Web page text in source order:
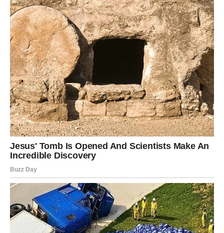
kada ga sam pustiš.
VODOLIJA
Vodolije danas osećaju unutrašnji konflikt između razuma
i srca. Znaš šta je logično, ali osećaš nešto sasvim drugo.
Ovaj dan te tera da priznaš sebi emocije koje si
potiskivao. Moguće su iznenadne odluke, ali i
neočekivana olakšanja. Do večeras shvataš da ne moraš
uvek sve da razumeš – ponekad je dovoljno da osetiš.
Sudbina te danas vodi ka iskrenosti.
RIBE
Ribe danas plivaju u dubokim emocijama. Intuicija ti je
jaka, ali i bolna. Osećaš tuđe emocije, ali danas moraš da
se zapitaš: gde si ti u svemu tome? Do večeras dolazi